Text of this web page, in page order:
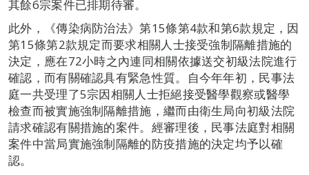
其餘6宗案件已排期待審。
此外，《傳染病防治法》第15條第4款和第6款規定，因
第15條第2款規定而要求相關人士接受強制隔離措施的
決定，應在72小時之內連同相關依據送交初級法院進行
確認，而有關確認具有緊急性質。自今年年初，民事法
庭一共受理了5宗因相關人士拒絕接受醫學觀察或醫學
檢查而被實施強制隔離措施，繼而由衛生局向初級法院
請求確認有關措施的案件。經審理後，民事法庭對相關
案件中當局實施強制隔離的防疫措施的決定均予以確
認。